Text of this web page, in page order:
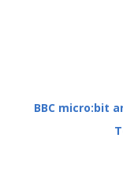
BBC micro:bit